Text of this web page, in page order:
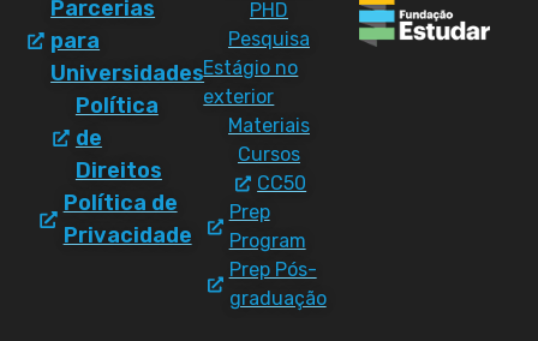
Parcerias
para
Universidades
Política
de
Direitos
Política de
Privacidade
PHD
Pesquisa
Estágio no
exterior
Materiais
Cursos
CC50
Prep
Program
Prep Pós-
graduação